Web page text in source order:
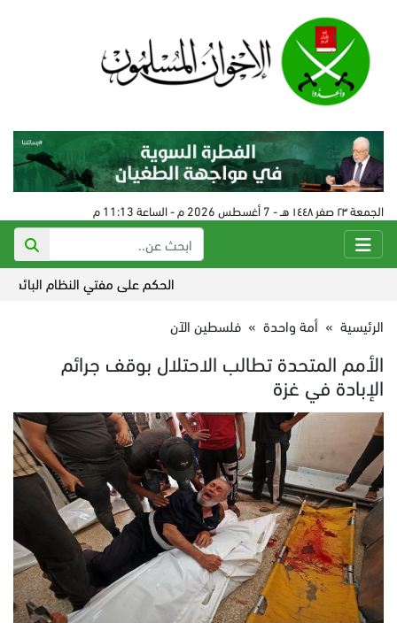
الجمعة ٢٣ صفر ١٤٤٨ هـ - 7 أغسطس 2026 م - الساعة 11:13 م
الحكم على مفتي النظام البائد في سورية 24
الرئيسية » أمة واحدة » فلسطين الآن
الأمم المتحدة تطالب الاحتلال بوقف جرائم
الإبادة في غزة